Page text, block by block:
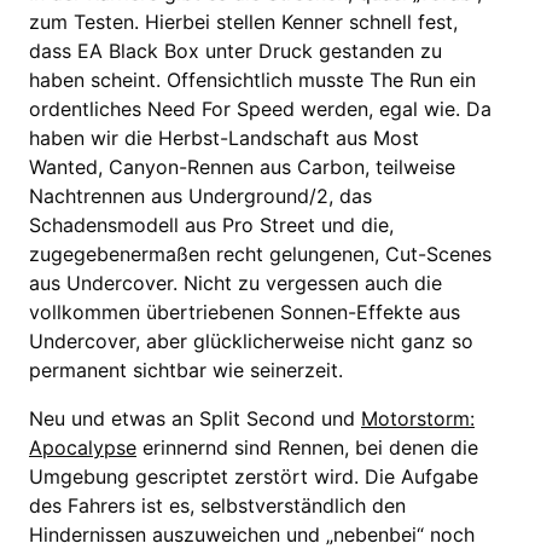
zum Testen. Hierbei stellen Kenner schnell fest,
dass EA Black Box unter Druck gestanden zu
haben scheint. Offensichtlich musste The Run ein
ordentliches Need For Speed werden, egal wie. Da
haben wir die Herbst-Landschaft aus Most
Wanted, Canyon-Rennen aus Carbon, teilweise
Nachtrennen aus Underground/2, das
Schadensmodell aus Pro Street und die,
zugegebenermaßen recht gelungenen, Cut-Scenes
aus Undercover. Nicht zu vergessen auch die
vollkommen übertriebenen Sonnen-Effekte aus
Undercover, aber glücklicherweise nicht ganz so
permanent sichtbar wie seinerzeit.
Neu und etwas an Split Second und Motorstorm:
Apocalypse erinnernd sind Rennen, bei denen die
Umgebung gescriptet zerstört wird. Die Aufgabe
des Fahrers ist es, selbstverständlich den
Hindernissen auszuweichen und „nebenbei“ noch